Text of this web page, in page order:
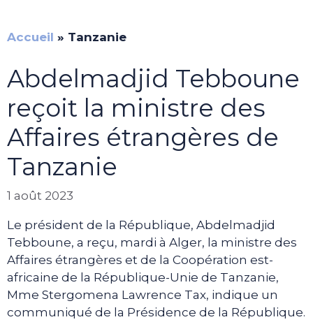
Accueil » Tanzanie
Abdelmadjid Tebboune
reçoit la ministre des
Affaires étrangères de
Tanzanie
1 août 2023
Le président de la République, Abdelmadjid
Tebboune, a reçu, mardi à Alger, la ministre des
Affaires étrangères et de la Coopération est-
africaine de la République-Unie de Tanzanie,
Mme Stergomena Lawrence Tax, indique un
communiqué de la Présidence de la République.